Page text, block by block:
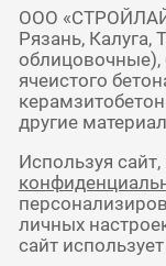
ООО
Рязань, Калуга,
облицовочные),
ячеистого
другие
Используя
личных
сайт